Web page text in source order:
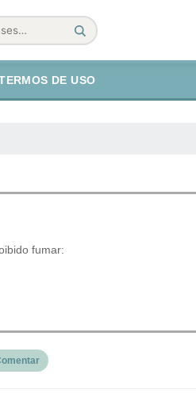
DE USO
fumar: